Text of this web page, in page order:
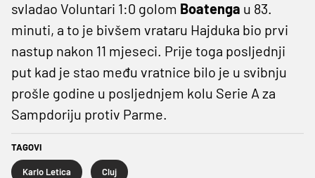
svladao Voluntari 1:0 golom Boatenga u 83.
minuti, a to je bivšem vrataru Hajduka bio prvi
nastup nakon 11 mjeseci. Prije toga posljednji
put kad je stao među vratnice bilo je u svibnju
prošle godine u posljednjem kolu Serie A za
Sampdoriju protiv Parme.
TAGOVI
Karlo Letica Cluj